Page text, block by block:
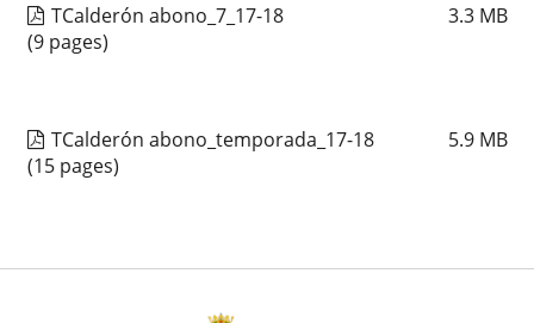
TCalderón abono_7_17-18 3.3 MB
(9 pages)
TCalderón abono_temporada_17-18 5.9 MB
(15 pages)